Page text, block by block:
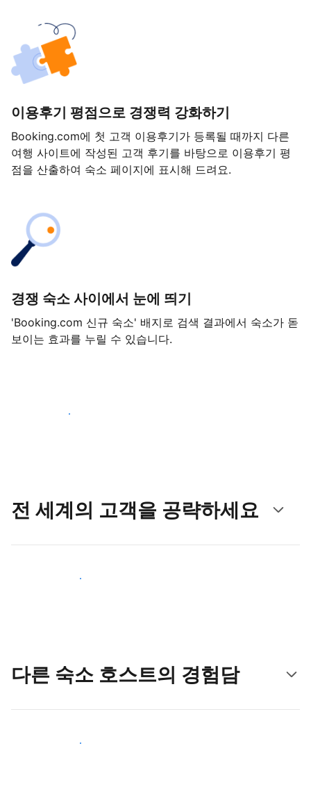
이용후기 평점으로 경쟁력 강화하기
Booking.com에 첫 고객 이용후기가 등록될 때까지 다른
여행 사이트에 작성된 고객 후기를 바탕으로 이용후기 평
점을 산출하여 숙소 페이지에 표시해 드려요.
경쟁 숙소 사이에서 눈에 띄기
'Booking.com 신규 숙소' 배지로 검색 결과에서 숙소가 돋
보이는 효과를 누릴 수 있습니다.
지금 등록 시작하기
전 세계의 고객을 공략하세요
새로운 고객층 공략하기
다른 숙소 호스트의 경험담
숙소 호스트로 동참하기